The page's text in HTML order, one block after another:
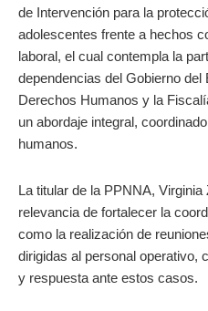
de Intervención para la
adolescentes frente a hechos
laboral, el cual contempla la
dependencias del Gobierno
Derechos Humanos y la
un abordaje integral,
humanos.
La titular de la PPNNA,
relevancia de fortalecer la
como la realización de
dirigidas al personal operativo,
y respuesta ante estos casos.